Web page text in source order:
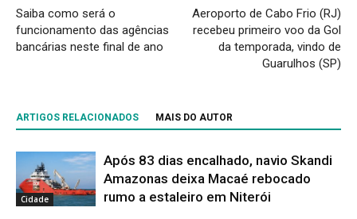
Saiba como será o
funcionamento das agências
bancárias neste final de ano
Aeroporto de Cabo Frio (RJ)
recebeu primeiro voo da Gol
da temporada, vindo de
Guarulhos (SP)
ARTIGOS RELACIONADOS MAIS DO AUTOR
Cidade
Após 83 dias encalhado, navio Skandi
Amazonas deixa Macaé rebocado
rumo a estaleiro em Niterói